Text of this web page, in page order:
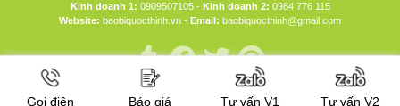
Kinh doanh 1: 0909507105 - Kinh doanh 2: 0984 776 115
Website: baobiquocthinh.vn - Email: baobiquocthinh@gmail.com
Gọi điện Báo giá Tư vấn V1 Tư vấn V2